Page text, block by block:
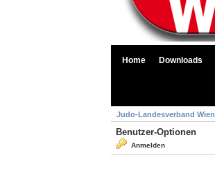
Home Downloads
Judo-Landesverband Wien
Benutzer-Optionen
Anmelden